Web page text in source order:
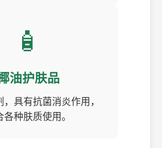
🧴
油护肤品
具有抗菌消炎作用，
各种肤质使用。